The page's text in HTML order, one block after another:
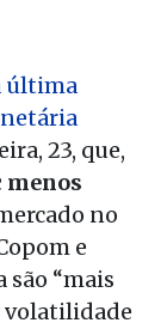
última
23, que,
menos
no
e
“mais
volatilidade